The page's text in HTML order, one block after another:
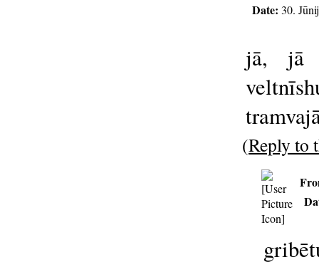
Date: 30.
jā, jā
(Reply to